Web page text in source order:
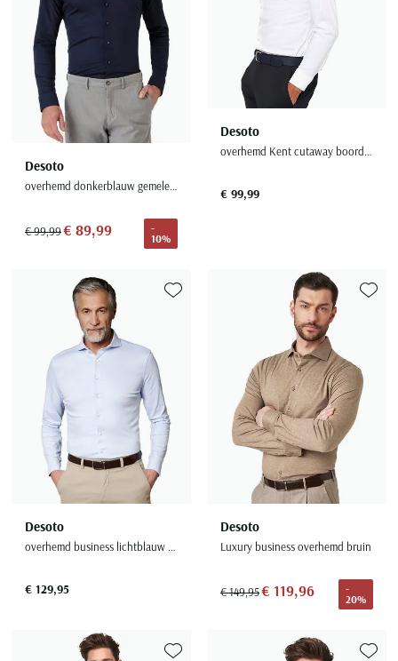
Desoto
overhemd donkerblauw gemeleerd
€ 99,99€ 89,99
-
10%
Desoto
overhemd Kent cutaway boord wit
€ 99,99
Desoto
overhemd business lichtblauw slim fit effen katoen
€ 129,95
Toevoegen aan favorieten
Desoto
Luxury business overhemd bruin
€ 149,95€ 119,96
-
20%